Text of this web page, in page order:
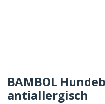
BAMBOL
antiallergisch